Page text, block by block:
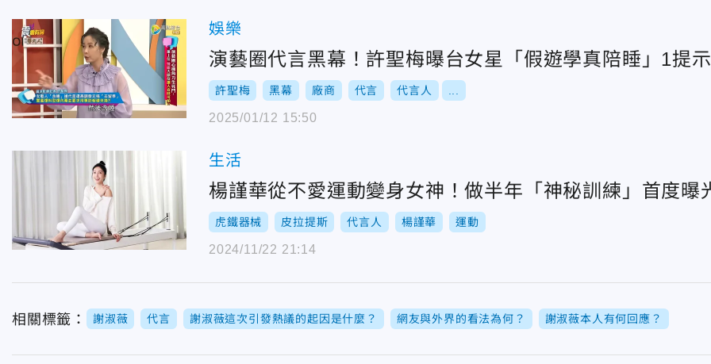
娛樂
演藝圈代言黑幕！許聖梅曝台女星「假遊學真陪睡」1提
許聖梅 黑幕 廠商 代言 代言人
2025/01/12 15:50
生活
楊謹華從不愛運動變身女神！做半年「神秘訓練」首度曝
虎鐵器械 皮拉提斯 代言人 楊謹華 運動
2024/11/22 21:14
相關標籤： 謝淑薇 代言 謝淑薇這次引發熱議的起因是什麼？ 網友與外界的看法為何？ 謝淑薇本人有何回應？